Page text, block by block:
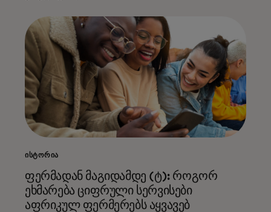
ᲘᲡᲢᲝᲠᲘᲐ
ფერმადან მაგიდამდე (ტ): როგორ
ეხმარება ციფრული სერვისები
აფრიკულ ფერმერებს აყვავებ